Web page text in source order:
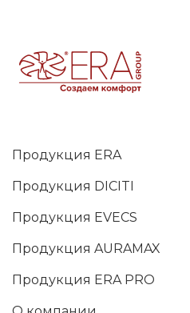
Продукция ERA
Продукция DICITI
Продукция EVECS
Продукция AURAMAX
Продукция ERA PRO